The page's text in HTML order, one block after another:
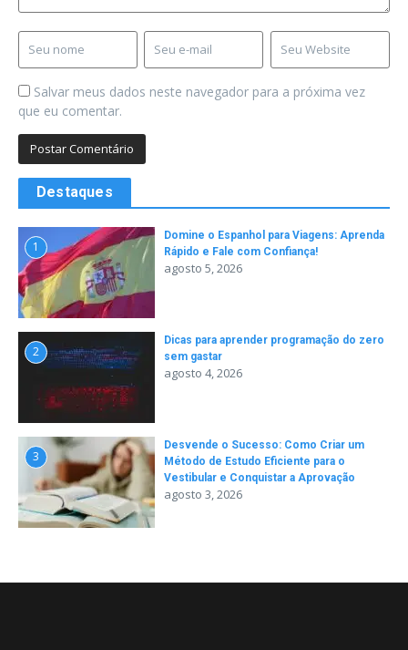
Salvar meus dados neste navegador para a próxima vez
que eu comentar.
Destaques
1
Domine o Espanhol para Viagens: Aprenda
Rápido e Fale com Confiança!
agosto 5, 2026
2
Dicas para aprender programação do zero
sem gastar
agosto 4, 2026
3
Desvende o Sucesso: Como Criar um
Método de Estudo Eficiente para o
Vestibular e Conquistar a Aprovação
agosto 3, 2026